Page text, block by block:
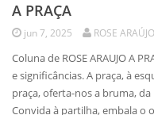
A PRAÇA
jun 7, 2025 ROSE ARAÚJO
Coluna de ROSE ARAUJO A
e significâncias. A praça, à
praça, oferta-nos a bruma,
Convida à partilha, embala o